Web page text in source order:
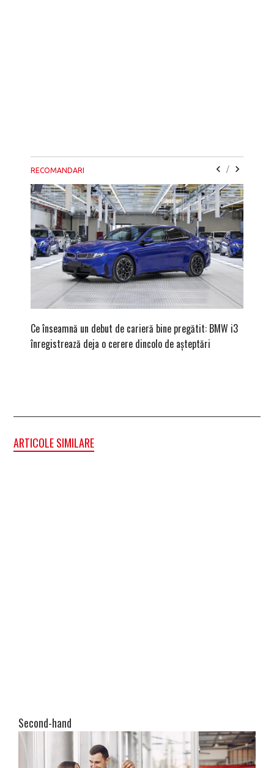
RECOMANDARI /
Ce înseamnă un debut de carieră bine pregătit: BMW i3
înregistrează deja o cerere dincolo de așteptări
ARTICOLE SIMILARE
Second-hand